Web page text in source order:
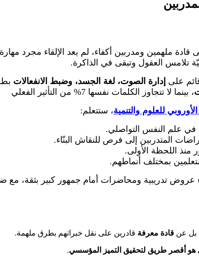
ملهمين ومدربين أكفاء، لم يعد الإلقاء مجرد
تلامس العقول وتبقى في الذاكرة.
على إدارة الصوت، لغة الجسد، وضبط الانفعالات
، بينما لا تتجاوز الكلمات نفسها 7% من التأثير الفعلي
للعلوم والتنمية، ستتعلم:
في علم النفس التواصلي.
المتدربين إلى فرص للنقاش البنّاء.
منذ اللحظة الأولى.
بمختلف أنماطهم.
عروض تدريبية ومحاضرات أمام جمهور كبير بثقة، مع
بل عن قادة معرفة قادرين على نقل خبراتهم بطرق ملهمة.
هو أقصر طريق لتحقيق التميز المؤسسي.